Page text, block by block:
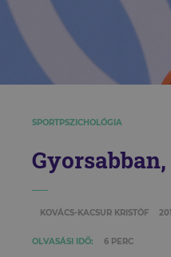
SPORTPSZICHOLÓGIA
KOVÁCS-KACSUR KRISTÓF
OLVASÁSI IDŐ: 6 PERC